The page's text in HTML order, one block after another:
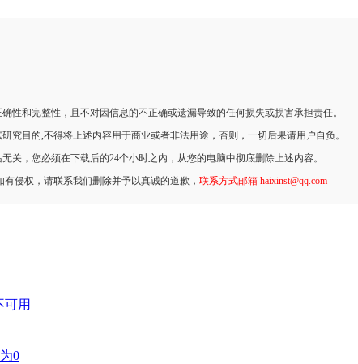
性和完整性，且不对因信息的不正确或遗漏导致的任何损失或损害承担责任。
究目的,不得将上述内容用于商业或者非法用途，否则，一切后果请用户自负。
关，您必须在下载后的24个小时之内，从您的电脑中彻底删除上述内容。
侵权，请联系我们删除并予以真诚的道歉， 联系方式邮箱 haixinst@qq.com
可用
0